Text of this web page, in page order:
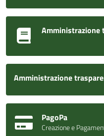
Amministrazione
Amministrazione
PagoPa
Creazione e